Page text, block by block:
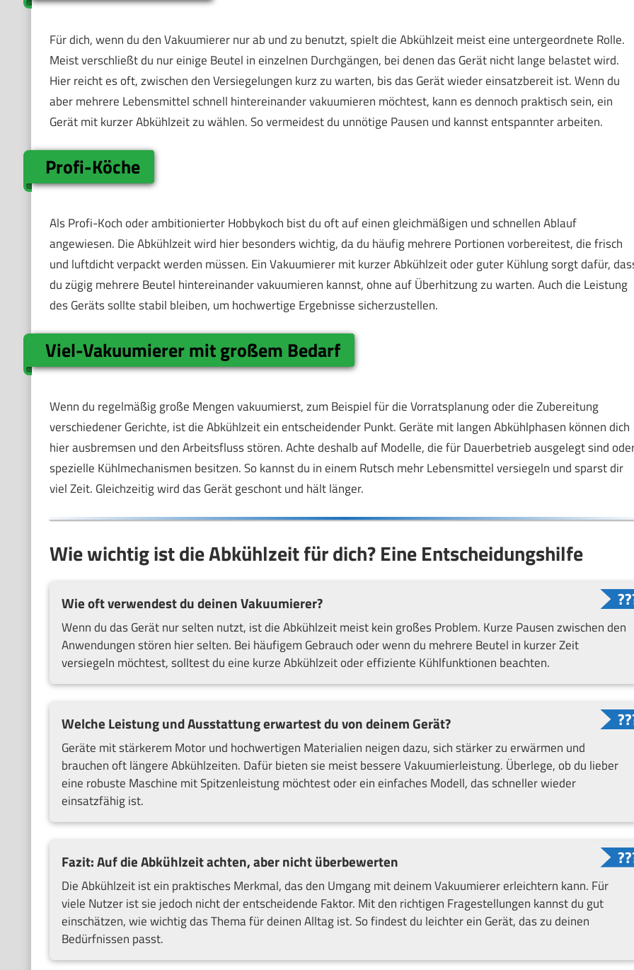
Für dich, wenn du den Vakuumierer nur ab und zu benutzt, spielt die Abkühlzeit meist eine untergeordnete Rolle.
Meist verschließt du nur einige Beutel in einzelnen Durchgängen, bei denen das Gerät nicht lange belastet wird.
Hier reicht es oft, zwischen den Versiegelungen kurz zu warten, bis das Gerät wieder einsatzbereit ist. Wenn du
aber mehrere Lebensmittel schnell hintereinander vakuumieren möchtest, kann es dennoch praktisch sein, ein
Gerät mit kurzer Abkühlzeit zu wählen. So vermeidest du unnötige Pausen und kannst entspannter arbeiten.
Profi-Köche
Als Profi-Koch oder ambitionierter Hobbykoch bist du oft auf einen gleichmäßigen und schnellen Ablauf
angewiesen. Die Abkühlzeit wird hier besonders wichtig, da du häufig mehrere Portionen vorbereitest, die frisch
und luftdicht verpackt werden müssen. Ein Vakuumierer mit kurzer Abkühlzeit oder guter Kühlung sorgt dafür,
du zügig mehrere Beutel hintereinander vakuumieren kannst, ohne auf Überhitzung zu warten. Auch die Leistung
des Geräts sollte stabil bleiben, um hochwertige Ergebnisse sicherzustellen.
Viel-Vakuumierer mit großem Bedarf
Wenn du regelmäßig große Mengen vakuumierst, zum Beispiel für die Vorratsplanung oder die Zubereitung
verschiedener Gerichte, ist die Abkühlzeit ein entscheidender Punkt. Geräte mit langen Abkühlphasen können dich
hier ausbremsen und den Arbeitsfluss stören. Achte deshalb auf Modelle, die für Dauerbetrieb ausgelegt sind
spezielle Kühlmechanismen besitzen. So kannst du in einem Rutsch mehr Lebensmittel versiegeln und sparst dir
viel Zeit. Gleichzeitig wird das Gerät geschont und hält länger.
Wie wichtig ist die Abkühlzeit für dich? Eine Entscheidungshilfe
Wie oft verwendest du deinen Vakuumierer?
Wenn du das Gerät nur selten nutzt, ist die Abkühlzeit meist kein großes Problem. Kurze Pausen zwischen den
Anwendungen stören hier selten. Bei häufigem Gebrauch oder wenn du mehrere Beutel in kurzer Zeit
versiegeln möchtest, solltest du eine kurze Abkühlzeit oder effiziente Kühlfunktionen beachten.
Welche Leistung und Ausstattung erwartest du von deinem Gerät?
Geräte mit stärkerem Motor und hochwertigen Materialien neigen dazu, sich stärker zu erwärmen und
brauchen oft längere Abkühlzeiten. Dafür bieten sie meist bessere Vakuumierleistung. Überlege, ob du lieber
eine robuste Maschine mit Spitzenleistung möchtest oder ein einfaches Modell, das schneller wieder
einsatzfähig ist.
Fazit: Auf die Abkühlzeit achten, aber nicht überbewerten
Die Abkühlzeit ist ein praktisches Merkmal, das den Umgang mit deinem Vakuumierer erleichtern kann. Für
viele Nutzer ist sie jedoch nicht der entscheidende Faktor. Mit den richtigen Fragestellungen kannst du gut
einschätzen, wie wichtig das Thema für deinen Alltag ist. So findest du leichter ein Gerät, das zu deinen
Bedürfnissen passt.